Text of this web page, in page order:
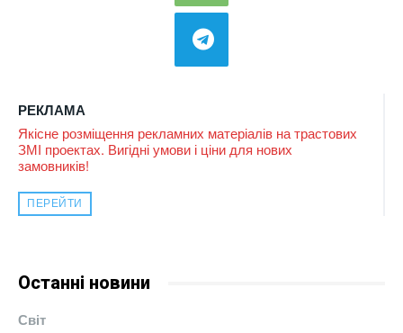
РЕКЛАМА
Якісне розміщення рекламних матеріалів на трастових
ЗМІ проектах. Вигідні умови і ціни для нових
замовників!
ПЕРЕЙТИ
Останні новини
Світ